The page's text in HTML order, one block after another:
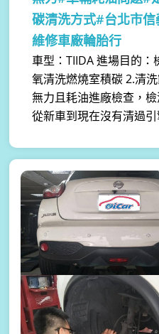
碳清洗方式#台北市
維修車廠輪胎行
車型：TIIDA 進場目的
氧清洗燃燒室積碳 2.清
無力且耗油進廠檢查，
從新車到現在沒有清過引